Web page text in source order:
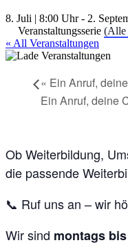
8. Juli | 8:00 Uhr- 2.
Veranstaltungsserie (Alle
« All Veranstaltungen
« Ein Anruf,
Ein Anruf, deine
Ob Weiterbildung,
die passende
📞 Ruf uns an – wir
Wir sind montags